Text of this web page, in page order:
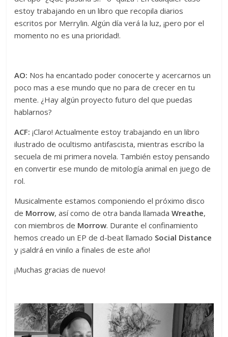
estoy trabajando en un libro que recopila diarios
escritos por Merrylin. Algún día verá la luz, ¡pero por el
momento no es una prioridad!.
AO: Nos ha encantado poder conocerte y acercarnos un
poco mas a ese mundo que no para de crecer en tu
mente. ¿Hay algún proyecto futuro del que puedas
hablarnos?
ACF:¡Claro! Actualmente estoy trabajando en un libro
ilustrado de ocultismo antifascista, mientras escribo la
secuela de mi primera novela. También estoy pensando
en convertir ese mundo de mitología animal en juego de
rol.
Musicalmente estamos componiendo el próximo disco
de Morrow, así como de otra banda llamadaWreathe,
con miembros de Morrow. Durante el confinamiento
hemos creado un EP de d-beat llamado Social Distance
y ¡saldrá en vinilo a finales de este año!
¡Muchas gracias de nuevo!